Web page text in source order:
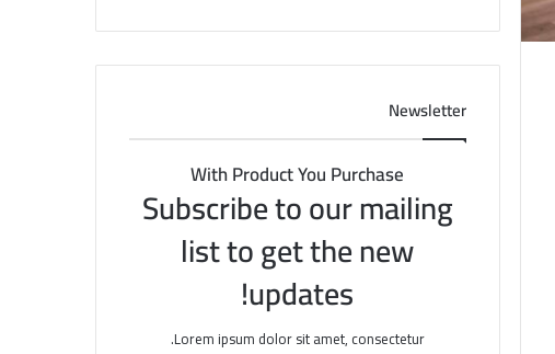
Newsletter
With Product You Purchase
Subscribe to our mailing
list to get the new
updates!
Lorem ipsum dolor sit amet, consectetur.